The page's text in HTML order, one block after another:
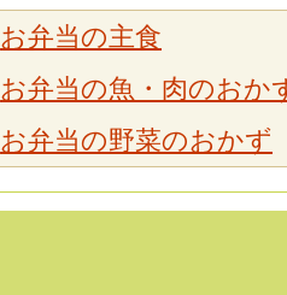
お弁当の主食
お弁当の魚・肉のおか
お弁当の野菜のおかず